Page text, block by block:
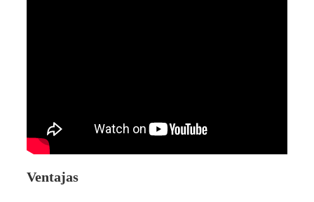
Ventajas